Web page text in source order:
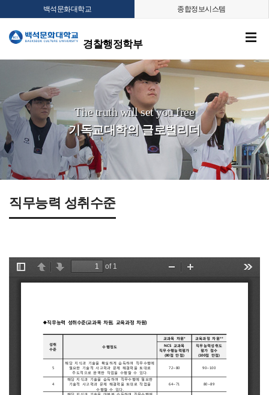
백석문화대학교 종합정보시스템
경찰행정학부
The truth will set you free
기독교대학의 글로벌리더
직무능력 성취수준